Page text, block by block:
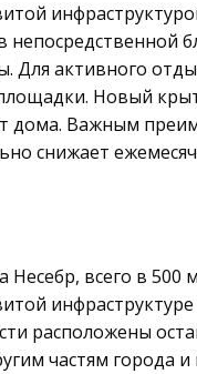
Для активного
Новый
дома. Важным
снижает
всего в 500
расположены
частям города